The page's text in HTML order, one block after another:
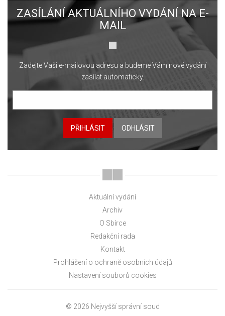
ZASÍLÁNÍ AKTUÁLNÍHO VYDÁNÍ NA E-
MAIL
Zadejte Vaši e-mailovou adresu a budeme Vám nové vydání
zasílat automaticky.
PŘIHLÁSIT ODHLÁSIT
Aktuální vydání
Archiv
O Sbírce
Redakční rada
Kontakt
Prohlášení o ochraně osobních údajů
Nastavení souborů cookies
© 2026 Nejvyšší správní soud